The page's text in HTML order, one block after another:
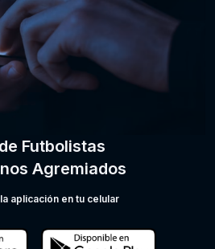
Futbolistas
Agremiados
aplicación en tu celular